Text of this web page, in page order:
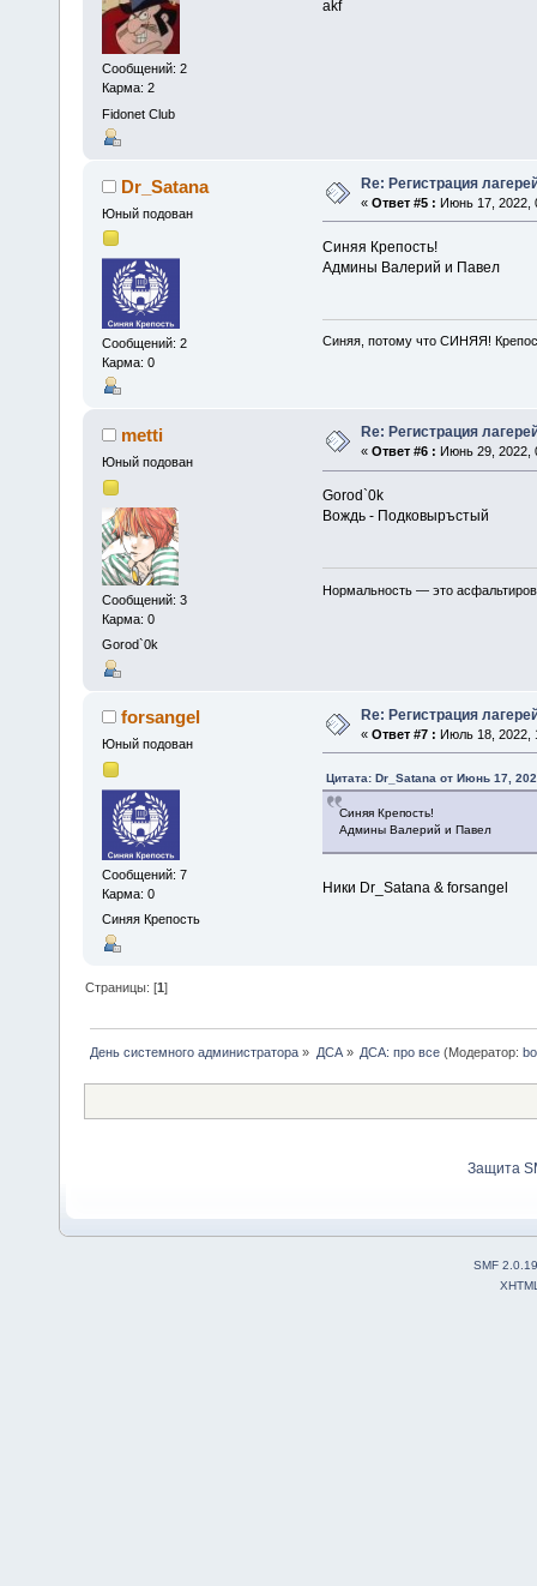
Сообщений: 2
Карма: 2
Fidonet Club
akf
Dr_Satana
Юный подован
Сообщений: 2
Карма: 0
Re: Регистрация
« Ответ #5 : Июнь 17, 2022,
Синяя Крепость!
Админы Валерий и Павел
Синяя, потому что СИНЯЯ!
metti
Юный подован
Сообщений: 3
Карма: 0
Gorod`0k
Re: Регистрация
« Ответ #6 : Июнь 29, 2022,
Gorod`0k
Вождь - Подковыръстый
Нормальность — это
forsangel
Юный подован
Сообщений: 7
Карма: 0
Синяя Крепость
Re: Регистрация
« Ответ #7 : Июль 18, 2022,
Цитата: Dr_Satana от Июнь 17,
Синяя Крепость!
Админы Валерий и Павел
Ники Dr_Satana & forsangel
Страницы: [1]
День системного администратора » ДСА» ДСА: про все(Модератор:
Защита
SMF 2.0.19